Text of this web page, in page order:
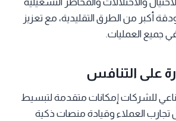
أكبر من الطرق التقليدية، مع تعزيز
جميع العمليات.
للشركات إمكانات متقدمة لتبسيط
العملاء وقيادة منصات ذكية